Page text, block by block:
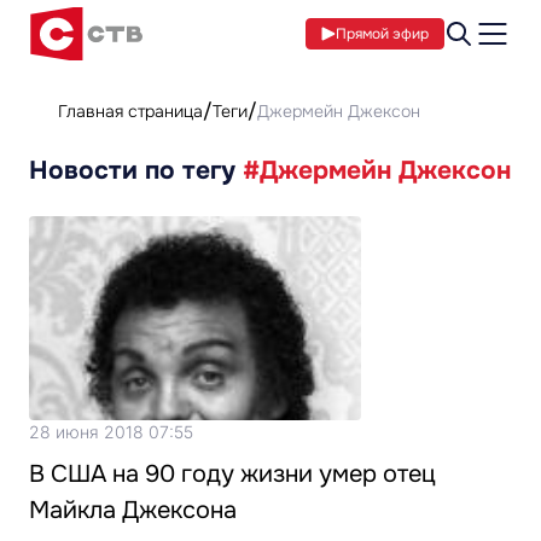
Прямой эфир
Главная страница Теги Джермейн Джексон
Новости по тегу #Джермейн Джексон
28 июня 2018 07:55
В США на 90 году жизни умер отец
Майкла Джексона